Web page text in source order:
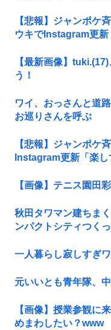
【悲報】ジャンポケ
ウキでInstagram更新
【最新画像】
う！
ワイ、おっさんと道
お巡りさんを呼ぶ
【悲報】ジャンポケ
Instagram更新「楽
【画像】テニス園田
秋田タワマン建ちま
ンパクトシティつく
一人暮らし寂しすぎ
元いいとも青年隊、
【画像】授業参観に
めまわしたい？www